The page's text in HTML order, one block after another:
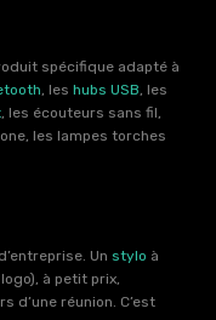
spécifique adapté à
, les hubs USB, les
, les écouteurs sans fil,
les lampes torches
Un stylo à
à petit prix,
d’une réunion. C’est